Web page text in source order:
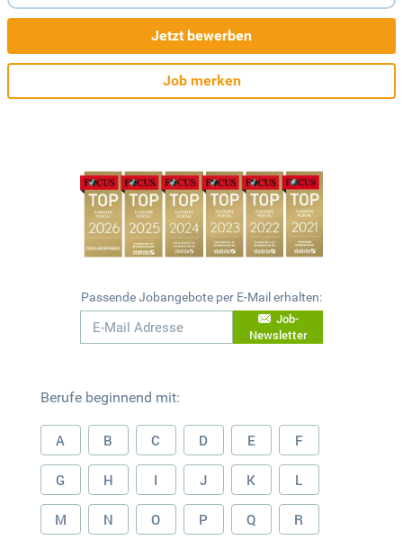
Jetzt bewerben
Job merken
Passende Jobangebote per E-Mail erhalten:
Job-
Newsletter
Berufe beginnend mit:
A B C D E F
G H I J K L
M N O P Q R